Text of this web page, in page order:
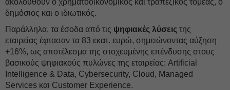
ακολουθούν ο χρηματοοικονομικός και τραπεζικός τομέας, ο
δημόσιος και ο ιδιωτικός.
Παράλληλα, τα έσοδα από τις ψηφιακές λύσεις της
εταιρείας έφτασαν τα 83 εκατ. ευρώ, σημειώνοντας αύξηση
+16%, ως αποτέλεσμα της στοχευμένης επένδυσης στους
βασικούς ψηφιακούς πυλώνες της εταιρείας: Artificial
Intelligence & Data, Cybersecurity, Cloud, Managed
Services και Customer Experience.